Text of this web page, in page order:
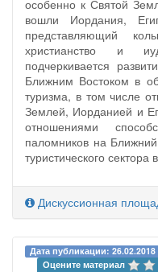
особенно к Святой
вошли Иордания,
представляющий
христианство и
подчеркивается
Ближним Востоком в
туризма, в том числе
Землей, Иорданией и
отношениями
паломников на
туристического сектора
Дискуссионная
Дата публикации: 26.02.2018
Оцените материал